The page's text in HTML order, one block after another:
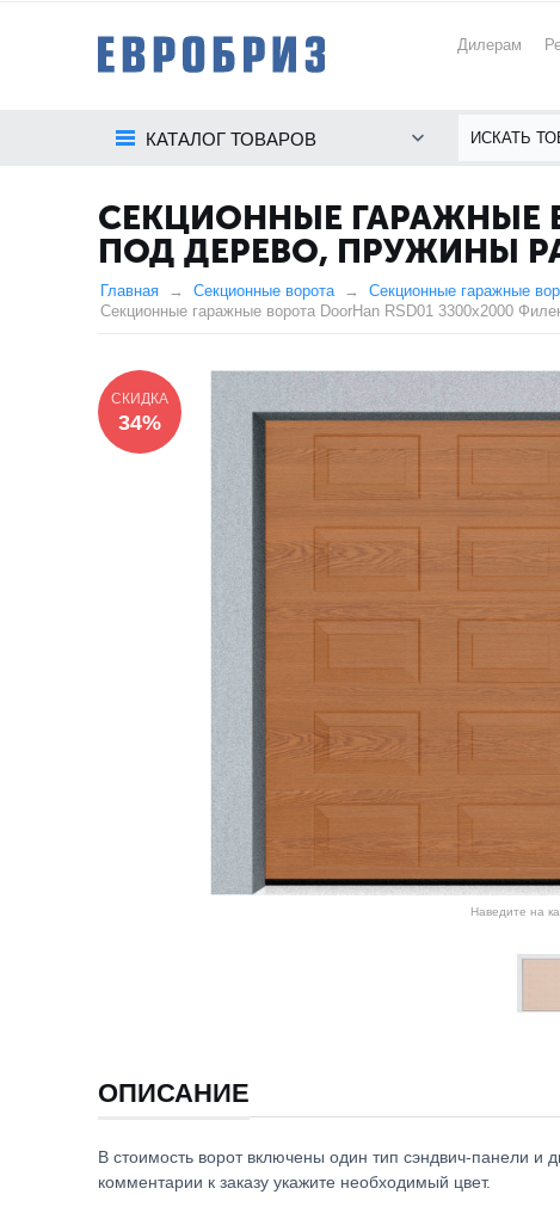
Дилерам
КАТАЛОГ ТОВАРОВ
СЕКЦИОННЫЕ ГАРАЖНЫЕ
ПОД ДЕРЕВО, ПРУЖИНЫ
Главная Секционные ворота
Секционные гаражные
Секционные гаражные ворота DoorHan RSD01 3300x2000
СКИДКА
34%
Наведите на
ОПИСАНИЕ
В стоимость ворот включены один тип сэндвич-панели
комментарии к заказу укажите необходимый цвет.